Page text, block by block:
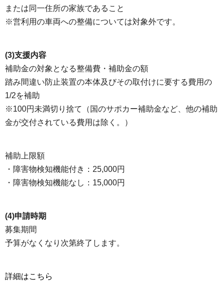
または同一住所の家族であること
※営利用の車両への整備については対象外です。
(3)支援内容
補助金の対象となる整備費・補助金の額
踏み間違い防止装置の本体及びその取付けに要する費用の
1/2を補助
※100円未満切り捨て（国のサポカー補助金など、他の補助
金が交付されている費用は除く。）
補助上限額
・障害物検知機能付き：25,000円
・障害物検知機能なし：15,000円
(4)申請時期
募集期間
予算がなくなり次第終了します。
詳細はこちら